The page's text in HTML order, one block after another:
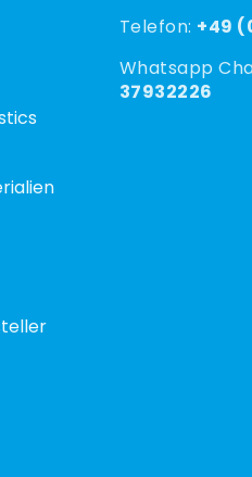
Telefon: +49
Whatsapp
37932226